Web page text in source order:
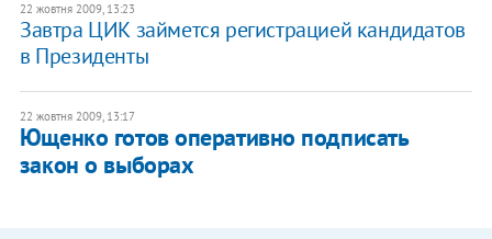
22 жовтня 2009, 13:23
Завтра ЦИК займется регистрацией кандидатов
в Президенты
22 жовтня 2009, 13:17
Ющенко готов оперативно подписать
закон о выборах